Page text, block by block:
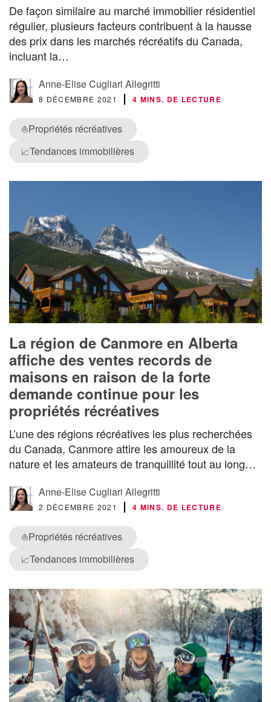
De façon similaire au marché immobilier résidentiel
régulier, plusieurs facteurs contribuent à la hausse
des prix dans les marchés récréatifs du Canada,
incluant la…
Anne-Elise Cugliari Allegritti
8 DÉCEMBRE 2021 4 MINS. DE LECTURE
⛵Propriétés récréatives
📈Tendances immobilières
La région de Canmore en Alberta
affiche des ventes records de
maisons en raison de la forte
demande continue pour les
propriétés récréatives
L’une des régions récréatives les plus recherchées
du Canada, Canmore attire les amoureux de la
nature et les amateurs de tranquillité tout au long…
Anne-Elise Cugliari Allegritti
2 DÉCEMBRE 2021 4 MINS. DE LECTURE
⛵Propriétés récréatives
📈Tendances immobilières